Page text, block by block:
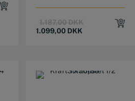
1.187,00DKKOriginal
1.099,00 DKK
Current